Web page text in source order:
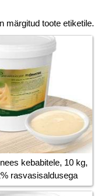
märgitud toote etiketile.
kebabitele, 10 kg,
rasvasisaldusega